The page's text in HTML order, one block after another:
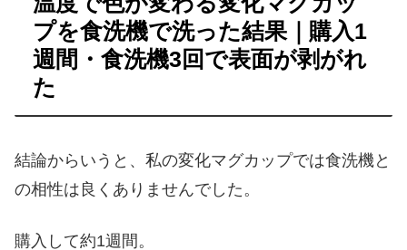
プを食洗機で洗った結果｜購入1
週間・食洗機3回で表面が剥がれ
た
結論からいうと、私の変化マグカップでは食洗機と
の相性は良くありませんでした。
購入して約1週間。